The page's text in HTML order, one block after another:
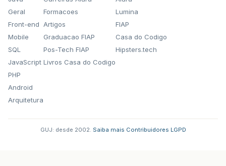
Geral
Front-end
Mobile
SQL
JavaScript
PHP
Android
Arquitetura
Formacoes
Artigos
Graduacao FIAP
Pos-Tech FIAP
Livros Casa do Codigo
Lumina
FIAP
Casa do Codigo
Hipsters.tech
GUJ: desde 2002. Saiba mais Contribuidores LGPD